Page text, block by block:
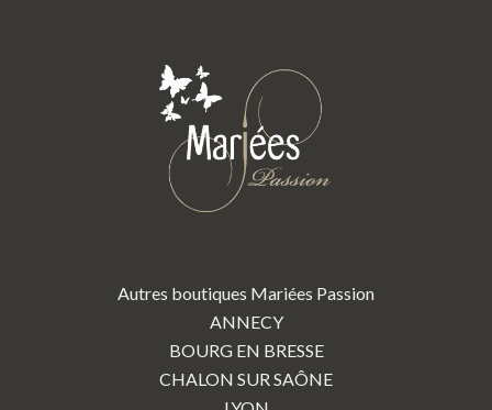
Autres boutiques Mariées Passion
ANNECY
BOURG EN BRESSE
CHALON SUR SAÔNE